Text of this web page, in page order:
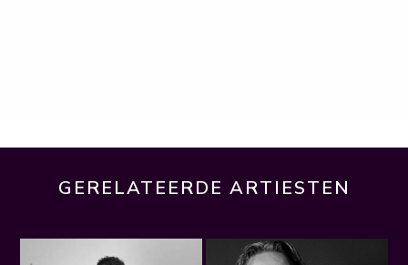
GERELATEERDE ARTIESTEN